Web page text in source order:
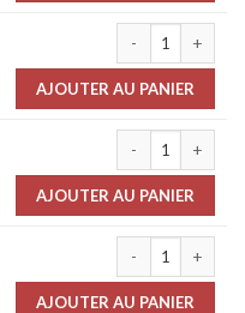
quantité de
AJOUTER AU PANIER
quantité de
AJOUTER AU PANIER
quantité de
AJOUTER AU PANIER